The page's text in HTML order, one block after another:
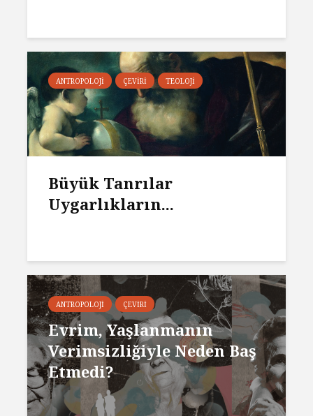
ANTROPOLOJI ÇEVIRI TEOLOJI
Büyük Tanrılar
Uygarlıkların...
ANTROPOLOJI ÇEVIRI
Evrim, Yaşlanmanın
Verimsizliğiyle Neden Baş
Etmedi?